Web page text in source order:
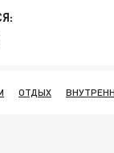
ОТДЫХ